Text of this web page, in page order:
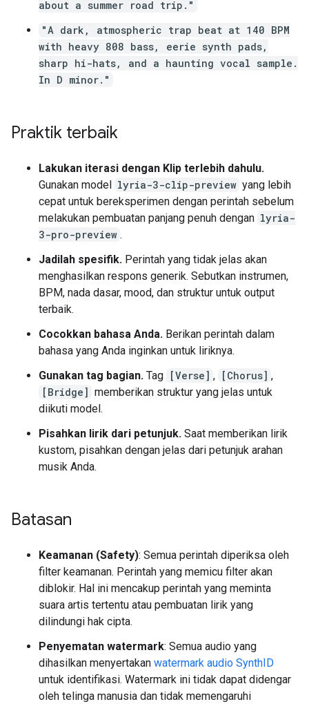
about a summer road trip."
"A dark, atmospheric trap beat at 140 BPM
with heavy 808 bass, eerie synth pads,
sharp hi-hats, and a haunting vocal sample.
In D minor."
Praktik terbaik
Lakukan iterasi dengan Klip terlebih dahulu.
Gunakan model lyria-3-clip-preview yang lebih
cepat untuk bereksperimen dengan perintah sebelum
melakukan pembuatan panjang penuh dengan lyria-
3-pro-preview .
Jadilah spesifik. Perintah yang tidak jelas akan
menghasilkan respons generik. Sebutkan instrumen,
BPM, nada dasar, mood, dan struktur untuk output
terbaik.
Cocokkan bahasa Anda. Berikan perintah dalam
bahasa yang Anda inginkan untuk liriknya.
Gunakan tag bagian. Tag [Verse] , [Chorus] ,
[Bridge] memberikan struktur yang jelas untuk
diikuti model.
Pisahkan lirik dari petunjuk. Saat memberikan lirik
kustom, pisahkan dengan jelas dari petunjuk arahan
musik Anda.
Batasan
Keamanan (Safety): Semua perintah diperiksa oleh
filter keamanan. Perintah yang memicu filter akan
diblokir. Hal ini mencakup perintah yang meminta
suara artis tertentu atau pembuatan lirik yang
dilindungi hak cipta.
Penyematan watermark: Semua audio yang
dihasilkan menyertakan watermark audio SynthID
untuk identifikasi. Watermark ini tidak dapat didengar
oleh telinga manusia dan tidak memengaruhi